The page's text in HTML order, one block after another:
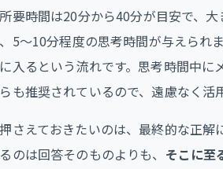
要時間は20分から40分が目安で、
5〜10分程度の思考時間が与えられ
入るという流れです。思考時間中
も推奨されているので、遠慮なく活
さえておきたいのは、最終的な正
のは回答そのものよりも、 そこに至